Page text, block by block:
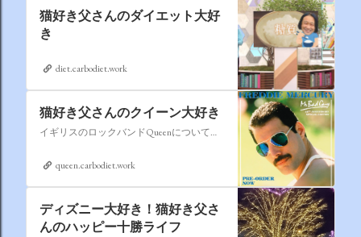
猫好き父さんのダイエット大好
き
diet.carbodiet.work
猫好き父さんのクイーン大好き
イギリスのロックバンドQueenについての情報をアップします。
queen.carbodiet.work
ディズニー大好き！猫好き父さ
んのハッピー十勝ライフ